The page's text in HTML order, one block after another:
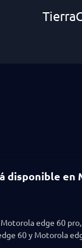
disponible en
edge 60 pro,
60 y Motorola